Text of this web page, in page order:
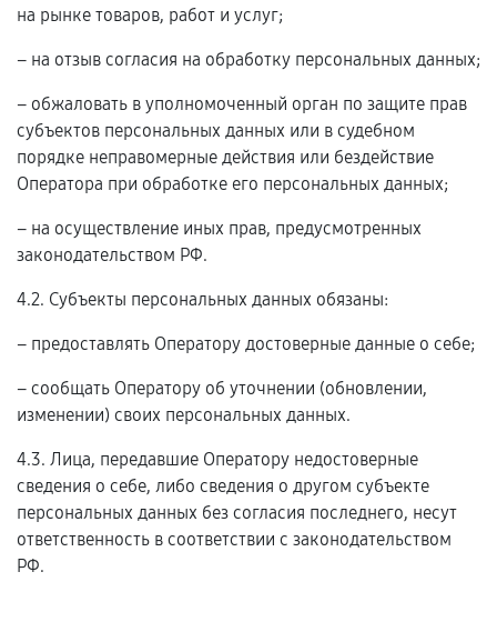
на рынке товаров, работ и услуг;
– на отзыв согласия на обработку персональных данных;
– обжаловать в уполномоченный орган по защите прав
субъектов персональных данных или в судебном
порядке неправомерные действия или бездействие
Оператора при обработке его персональных данных;
– на осуществление иных прав, предусмотренных
законодательством РФ.
4.2. Субъекты персональных данных обязаны:
– предоставлять Оператору достоверные данные о себе;
– сообщать Оператору об уточнении (обновлении,
изменении) своих персональных данных.
4.3. Лица, передавшие Оператору недостоверные
сведения о себе, либо сведения о другом субъекте
персональных данных без согласия последнего, несут
ответственность в соответствии с законодательством
РФ.